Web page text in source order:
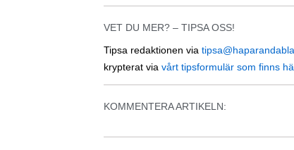
VET DU MER? – TIPSA OSS!
Tipsa redaktionen via
krypterat via vårt tipsformulär som finns
KOMMENTERA ARTIKELN: